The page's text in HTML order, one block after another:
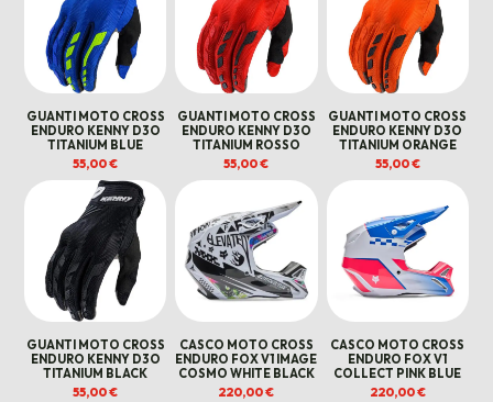
GUANTI MOTO CROSS
ENDURO KENNY D3O
TITANIUM BLUE
55,00€
GUANTI MOTO CROSS
ENDURO KENNY D3O
TITANIUM ROSSO
55,00€
GUANTI MOTO CROSS
ENDURO KENNY D3O
TITANIUM ORANGE
55,00€
GUANTI MOTO CROSS
ENDURO KENNY D3O
TITANIUM BLACK
55,00€
CASCO MOTO CROSS
ENDURO FOX V1 IMAGE
COSMO WHITE BLACK
220,00€
CASCO MOTO CROSS
ENDURO FOX V1
COLLECT PINK BLUE
220,00€